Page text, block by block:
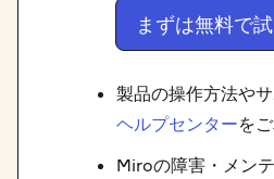
まずは無料で
製品の操作方法やサ
ヘルプセンターを
Miroの障害・メン